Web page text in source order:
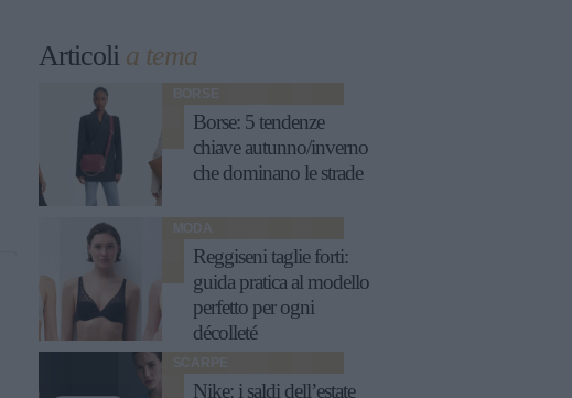
Articoli a tema
BORSE
Borse: 5 tendenze
chiave autunno/inverno
che dominano le strade
MODA
Reggiseni taglie forti:
guida pratica al modello
perfetto per ogni
décolleté
SCARPE
Nike: i saldi dell’estate